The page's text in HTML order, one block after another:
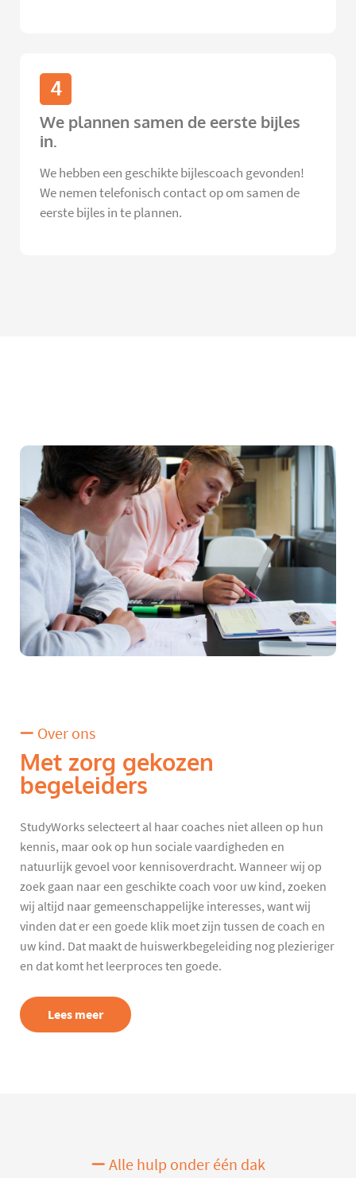
4
We plannen samen de eerste bijles
in.
We hebben een geschikte bijlescoach gevonden!
We nemen telefonisch contact op om samen de
eerste bijles in te plannen.
Over ons
Met zorg gekozen
begeleiders
StudyWorks selecteert al haar coaches niet alleen op hun
kennis, maar ook op hun sociale vaardigheden en
natuurlijk gevoel voor kennisoverdracht. Wanneer wij op
zoek gaan naar een geschikte coach voor uw kind, zoeken
wij altijd naar gemeenschappelijke interesses, want wij
vinden dat er een goede klik moet zijn tussen de coach en
uw kind. Dat maakt de huiswerkbegeleiding nog plezieriger
en dat komt het leerproces ten goede.
Lees meer
Alle hulp onder één dak